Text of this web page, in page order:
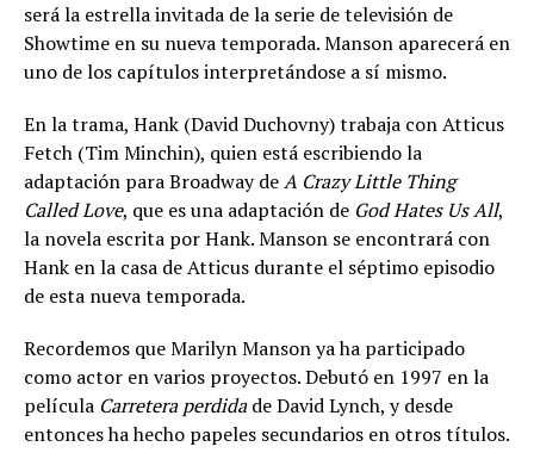
será la estrella invitada de la serie de televisión de
Showtime en su nueva temporada. Manson aparecerá en
uno de los capítulos interpretándose a sí mismo.
En la trama, Hank (David Duchovny) trabaja con Atticus
Fetch (Tim Minchin), quien está escribiendo la
adaptación para Broadway deA Crazy Little Thing
Called Love, que es una adaptación de God Hates Us All,
la novela escrita por Hank. Manson se encontrará con
Hank en la casa de Atticus durante el séptimo episodio
de esta nueva temporada.
Recordemos que Marilyn Manson ya ha participado
como actor en varios proyectos. Debutó en 1997 en la
película Carretera perdidade David Lynch, y desde
entonces ha hecho papeles secundarios en otros títulos.